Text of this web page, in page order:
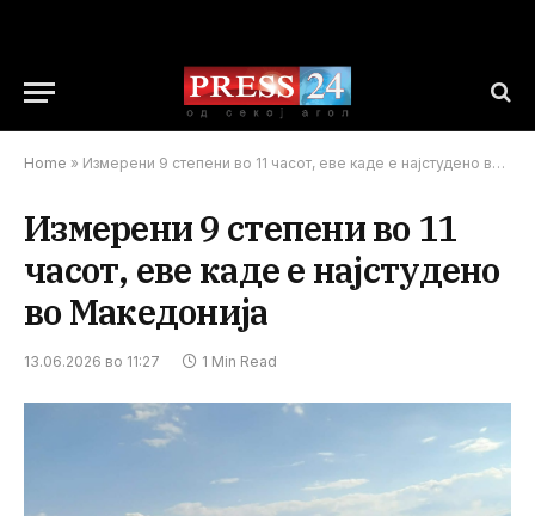
Home » Измерени 9 степени во 11 часот, еве каде е најстудено во Македонија
Измерени 9 степени во 11
часот, еве каде е најстудено
во Македонија
13.06.2026 во 11:27 1 Min Read